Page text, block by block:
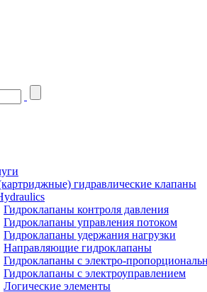
гидравлические клапаны
Гидроклапаны контроля давления
Гидроклапаны управления потоком
Гидроклапаны удержания нагрузки
Направляющие гидроклапаны
Гидроклапаны с электро-
Гидроклапаны с электроуправлением
Логические элементы